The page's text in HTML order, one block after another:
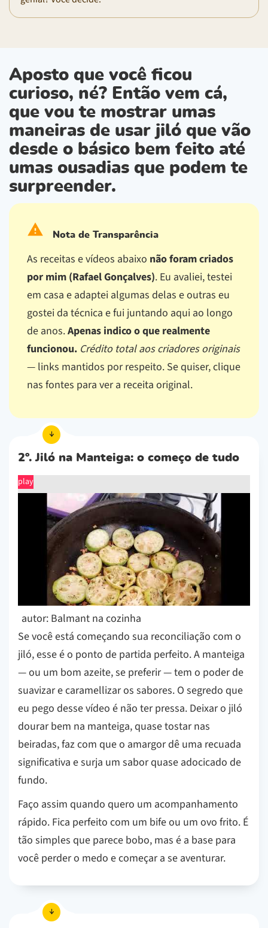
Aposto que você ficou
curioso, né? Então vem cá,
que vou te mostrar umas
maneiras de usar jiló que vão
desde o básico bem feito até
umas ousadias que podem te
surpreender.
Nota de Transparência
As receitas e vídeos abaixo não foram criados
por mim (Rafael Gonçalves). Eu avaliei, testei
em casa e adaptei algumas delas e outras eu
gostei da técnica e fui juntando aqui ao longo
de anos.Apenas indico o que realmente
funcionou. Crédito total aos criadores originais
— links mantidos por respeito. Se quiser, clique
nas fontes para ver a receita original.
2º. Jiló na Manteiga: o começo de tudo
play
autor: Balmant na cozinha
Se você está começando sua reconciliação com o
jiló, esse é o ponto de partida perfeito. A manteiga
— ou um bom azeite, se preferir — tem o poder de
suavizar e caramellizar os sabores. O segredo que
eu pego desse vídeo é não ter pressa. Deixar o jiló
dourar bem na manteiga, quase tostar nas
beiradas, faz com que o amargor dê uma recuada
significativa e surja um sabor quase adocicado de
fundo.
Faço assim quando quero um acompanhamento
rápido. Fica perfeito com um bife ou um ovo frito. É
tão simples que parece bobo, mas é a base para
você perder o medo e começar a se aventurar.